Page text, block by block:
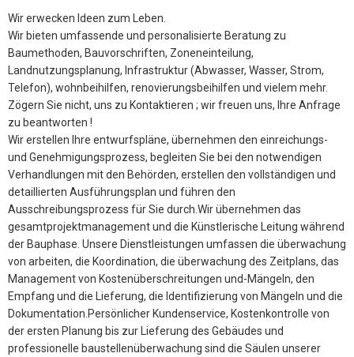
Wir erwecken Ideen zum Leben.
Wir bieten umfassende und personalisierte Beratung zu
Baumethoden, Bauvorschriften, Zoneneinteilung,
Landnutzungsplanung, Infrastruktur (Abwasser, Wasser, Strom,
Telefon), wohnbeihilfen, renovierungsbeihilfen und vielem mehr.
Zögern Sie nicht, uns zu Kontaktieren ; wir freuen uns, Ihre Anfrage
zu beantworten !
Wir erstellen Ihre entwurfspläne, übernehmen den einreichungs-
und Genehmigungsprozess, begleiten Sie bei den notwendigen
Verhandlungen mit den Behörden, erstellen den vollständigen und
detaillierten Ausführungsplan und führen den
Ausschreibungsprozess für Sie durch.Wir übernehmen das
gesamtprojektmanagement und die Künstlerische Leitung während
der Bauphase. Unsere Dienstleistungen umfassen die überwachung
von arbeiten, die Koordination, die überwachung des Zeitplans, das
Management von Kostenüberschreitungen und-Mängeln, den
Empfang und die Lieferung, die Identifizierung von Mängeln und die
Dokumentation.Persönlicher Kundenservice, Kostenkontrolle von
der ersten Planung bis zur Lieferung des Gebäudes und
professionelle baustellenüberwachung sind die Säulen unserer